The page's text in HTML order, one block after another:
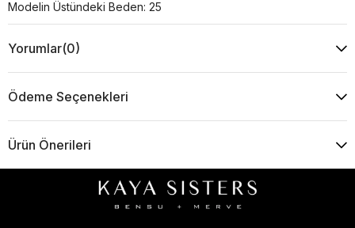
Modelin Üstündeki Beden: 25
Yorumlar(0)
Ödeme Seçenekleri
Ürün Önerileri